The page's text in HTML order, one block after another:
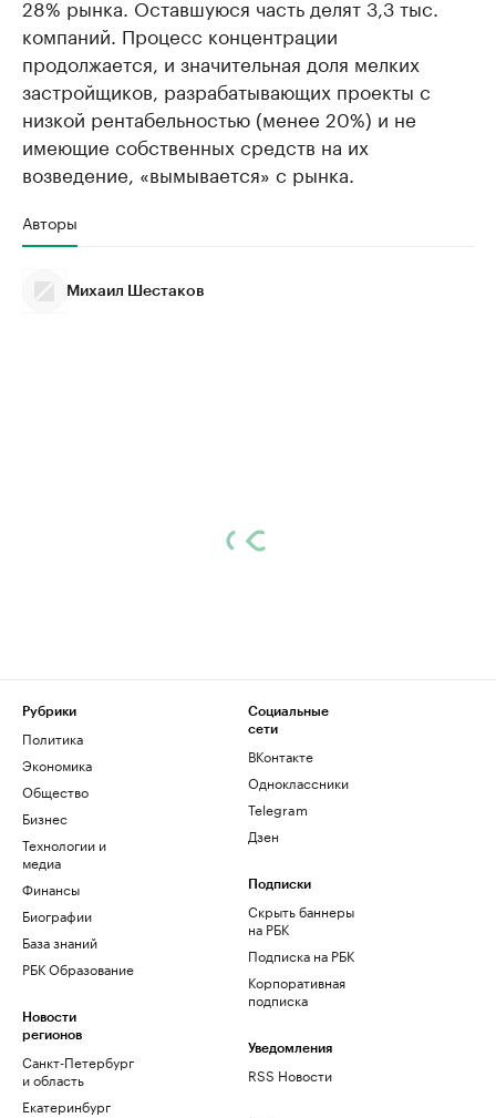
28% рынка. Оставшуюся часть делят 3,3 тыс.
компаний. Процесс концентрации
продолжается, и значительная доля мелких
застройщиков, разрабатывающих проекты с
низкой рентабельностью (менее 20%) и не
имеющие собственных средств на их
возведение, «вымывается» с рынка.
Авторы
Михаил Шестаков
Рубрики
Политика
Экономика
Общество
Бизнес
Технологии и
медиа
Финансы
Биографии
База знаний
РБК Образование
Новости
регионов
Санкт-Петербург
и область
Екатеринбург
Социальные
сети
ВКонтакте
Одноклассники
Telegram
Дзен
Подписки
Скрыть баннеры
на РБК
Подписка на РБК
Корпоративная
подписка
Уведомления
RSS Новости